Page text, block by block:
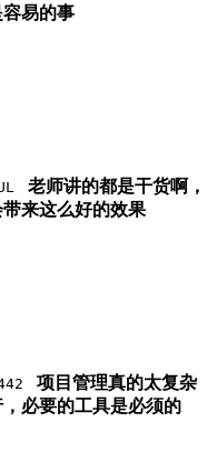
易的事
老师讲的都是干货啊，
来这么好的效果
项目管理真的太复杂
必要的工具是必须的